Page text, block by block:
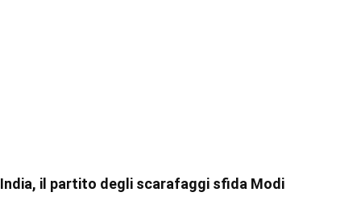
India, il partito degli scarafaggi sfida Modi